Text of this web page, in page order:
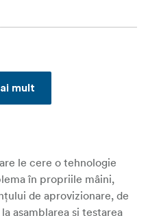
mult
le cere o tehnologie
în propriile mâini,
de aprovizionare, de
asamblarea și testarea